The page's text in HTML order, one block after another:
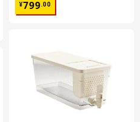
¥799.00